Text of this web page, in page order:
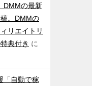
DMMの最新
。DMMの
リエイトリ
典付き に
「自動で稼